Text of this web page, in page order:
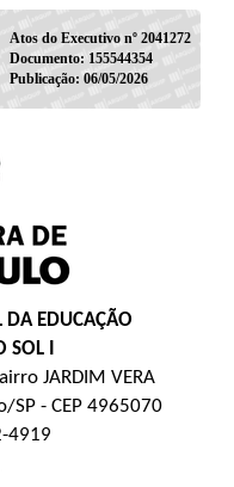
Atos do Executivo nº 2041272
Documento: 155544354
Publicação: 06/05/2026
DA EDUCAÇÃO
I
JARDIM VERA
SP - CEP 4965070
4919